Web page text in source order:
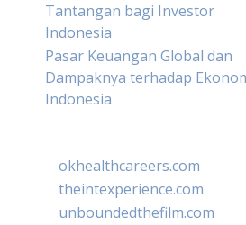
Tantangan bagi Investor
Indonesia
Pasar Keuangan Global dan
Dampaknya terhadap
Indonesia
okhealthcareers.com
theintexperience.com
unboundedthefilm.com